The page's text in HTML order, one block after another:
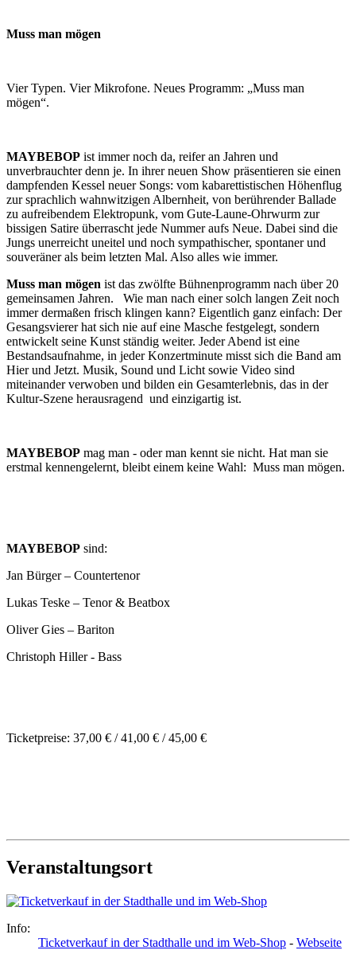
Muss man mögen
Vier Typen. Vier Mikrofone. Neues Programm: „Muss man
mögen“.
MAYBEBOP ist immer noch da, reifer an Jahren und
unverbrauchter denn je. In ihrer neuen Show präsentieren sie einen
dampfenden Kessel neuer Songs: vom kabarettistischen Höhenflug
zur sprachlich wahnwitzigen Albernheit, von berührender Ballade
zu aufreibendem Elektropunk, vom Gute-Laune-Ohrwurm zur
bissigen Satire überrascht jede Nummer aufs Neue. Dabei sind die
Jungs unerreicht uneitel und noch sympathischer, spontaner und
souveräner als beim letzten Mal. Also alles wie immer.
Muss man mögen ist das zwölfte Bühnenprogramm nach über 20
gemeinsamen Jahren. Wie man nach einer solch langen Zeit noch
immer dermaßen frisch klingen kann? Eigentlich ganz einfach: Der
Gesangsvierer hat sich nie auf eine Masche festgelegt, sondern
entwickelt seine Kunst ständig weiter. Jeder Abend ist eine
Bestandsaufnahme, in jeder Konzertminute misst sich die Band am
Hier und Jetzt. Musik, Sound und Licht sowie Video sind
miteinander verwoben und bilden ein Gesamterlebnis, das in der
Kultur-Szene herausragend und einzigartig ist.
MAYBEBOP mag man - oder man kennt sie nicht. Hat man sie
erstmal kennengelernt, bleibt einem keine Wahl: Muss man mögen.
MAYBEBOP sind:
Jan Bürger – Countertenor
Lukas Teske – Tenor & Beatbox
Oliver Gies – Bariton
Christoph Hiller - Bass
Ticketpreise: 37,00 € / 41,00 € / 45,00 €
Veranstaltungsort
Info:
Ticketverkauf in der Stadthalle und im Web-Shop - Webseite